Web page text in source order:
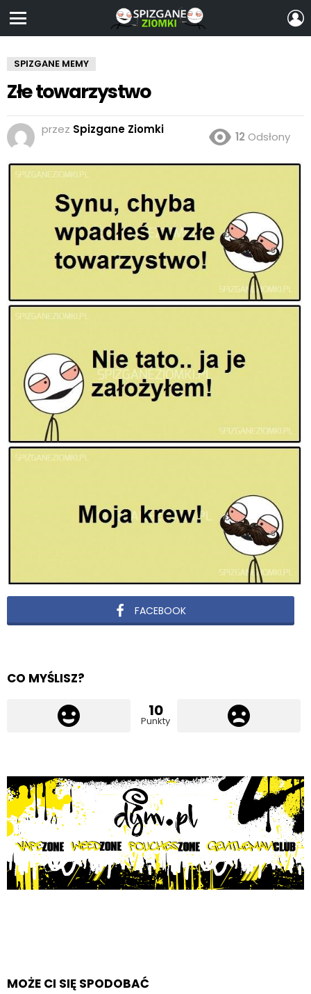
SPIZGANE MEMY
Złe towarzystwo
przez Spizgane Ziomki
12 Odsłony
FACEBOOK
CO MYŚLISZ?
10
Punkty
MOŻE CI SIĘ SPODOBAĆ